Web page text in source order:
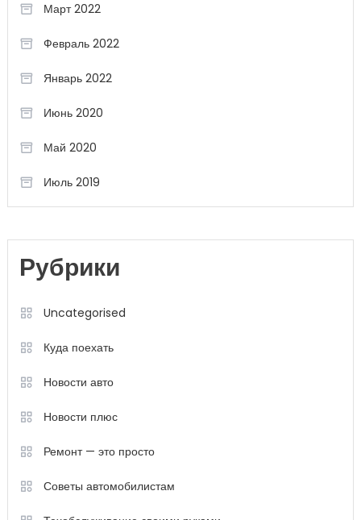
Март 2022
Февраль 2022
Январь 2022
Июнь 2020
Май 2020
Июль 2019
Рубрики
Uncategorised
Куда поехать
Новости авто
Новости плюс
Ремонт — это просто
Советы автомобилистам